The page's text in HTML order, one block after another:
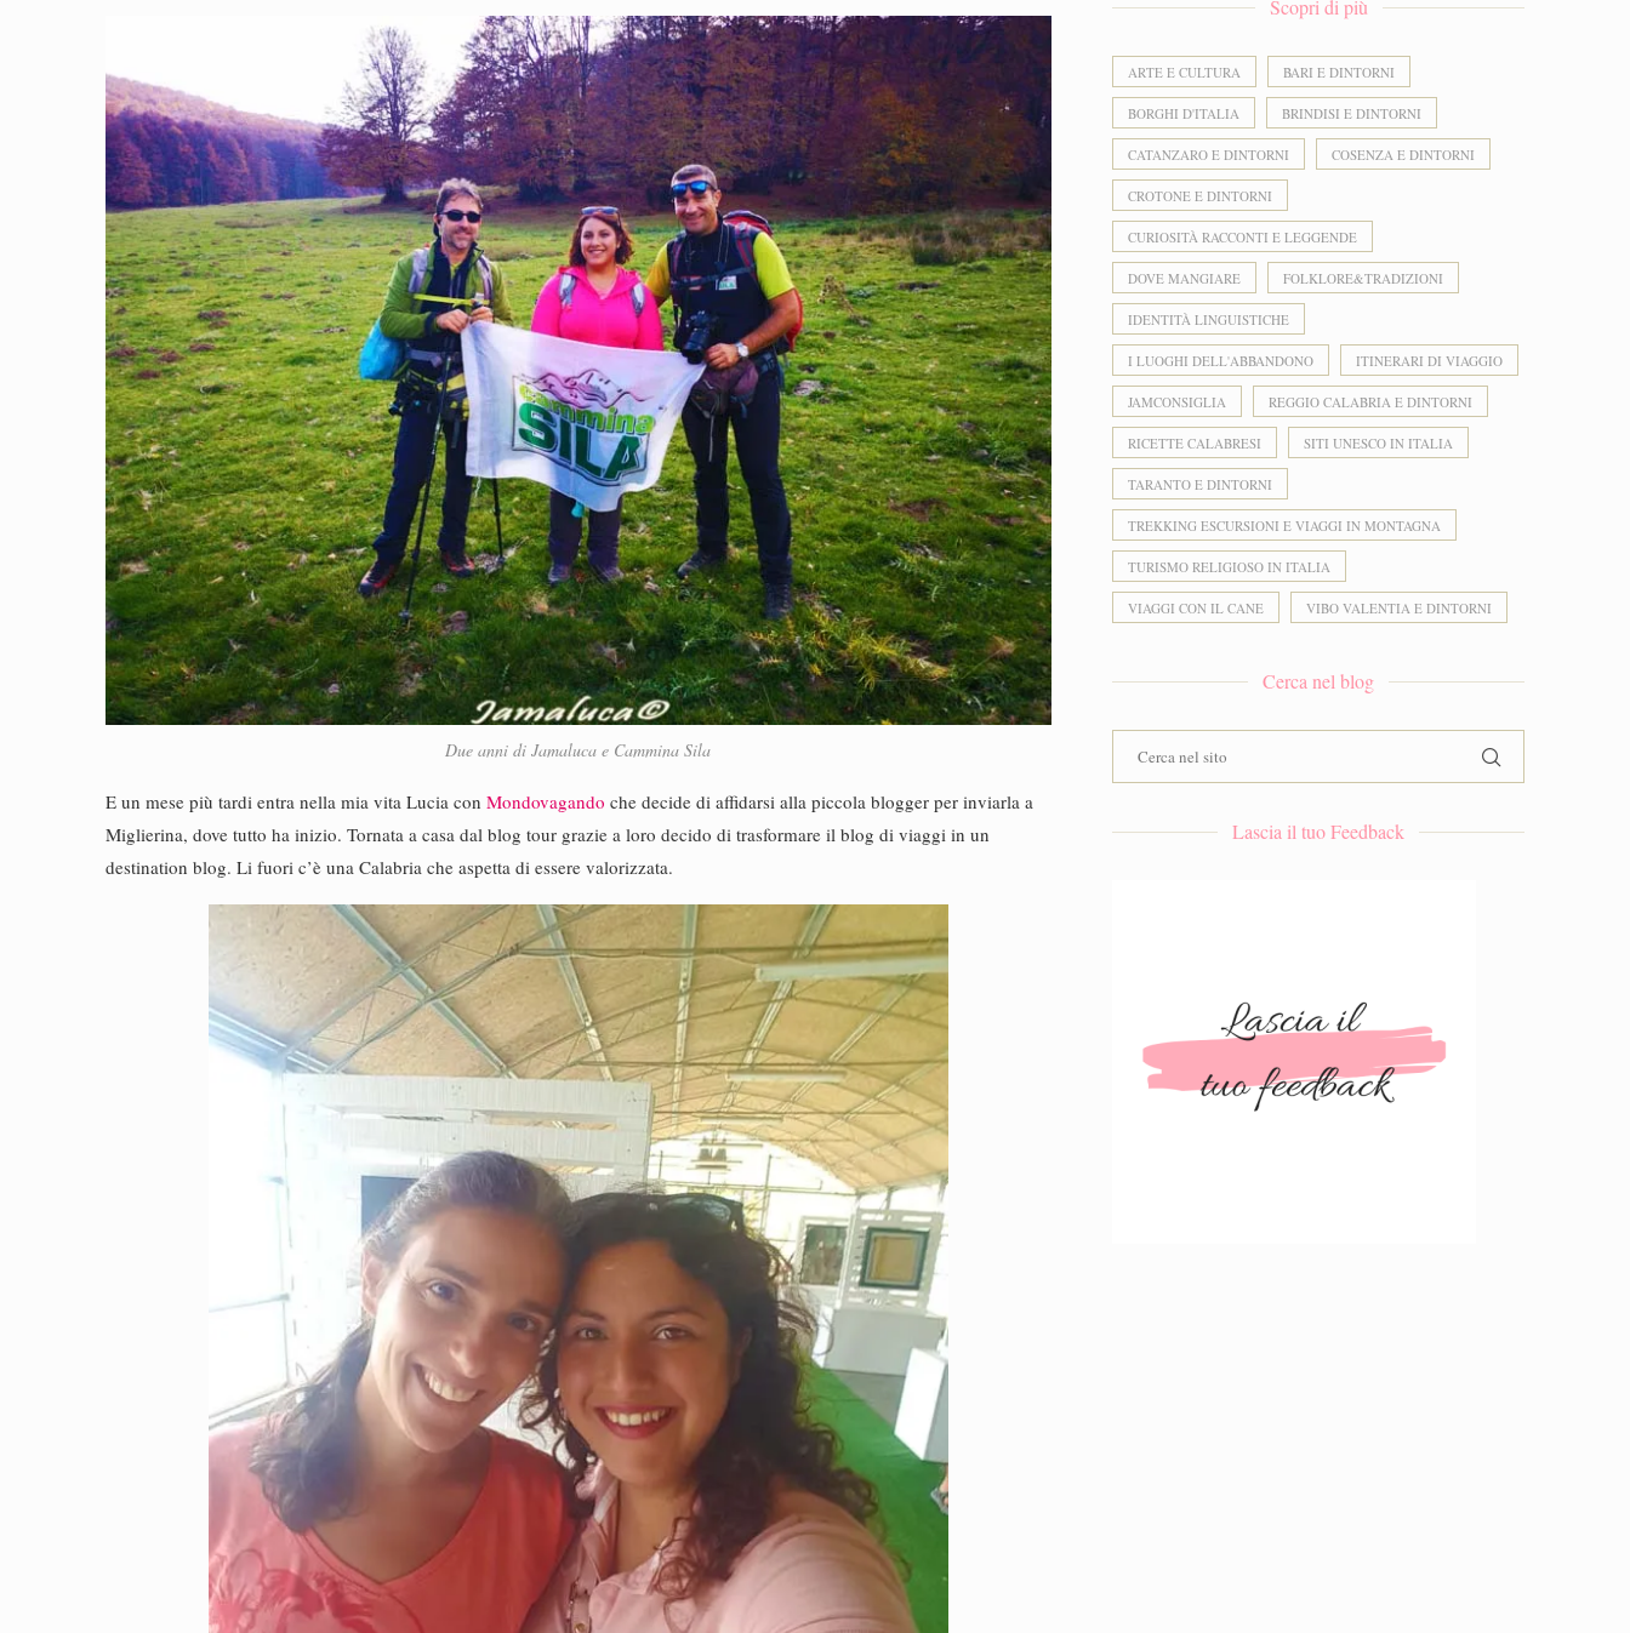
Due anni di Jamaluca e Cammina Sila
E un mese più tardi entra nella mia vita Lucia con Mondovagando che decide di affidarsi alla piccola blogger per inviarla a
Miglierina, dove tutto ha inizio. Tornata a casa dal blog tour grazie a loro decido di trasformare il blog di viaggi in un
destination blog. Li fuori c’è una Calabria che aspetta di essere valorizzata.
Scopri di più
ARTE E CULTURA BARI E DINTORNI
BORGHI D'ITALIA BRINDISI E DINTORNI
CATANZARO E DINTORNI COSENZA E DINTORNI
CROTONE E DINTORNI
CURIOSITÀ RACCONTI E LEGGENDE
DOVE MANGIARE FOLKLORE&TRADIZIONI
IDENTITÀ LINGUISTICHE
I LUOGHI DELL'ABBANDONO ITINERARI DI VIAGGIO
JAMCONSIGLIA REGGIO CALABRIA E DINTORNI
RICETTE CALABRESI SITI UNESCO IN ITALIA
TARANTO E DINTORNI
TREKKING ESCURSIONI E VIAGGI IN MONTAGNA
TURISMO RELIGIOSO IN ITALIA
VIAGGI CON IL CANE VIBO VALENTIA E DINTORNI
Cerca nel blog
Lascia il tuo Feedback